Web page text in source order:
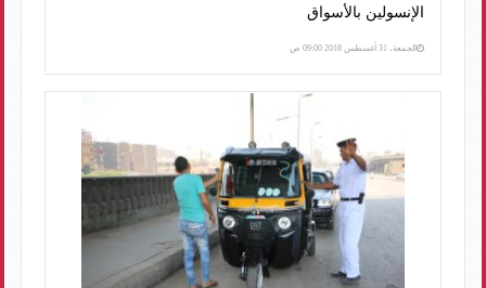
الإنسولين بالأسواق
الجمعة، 31 أغسطس 2018 09:00 ص